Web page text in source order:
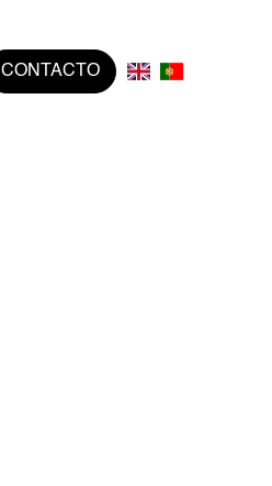
CONTACTO